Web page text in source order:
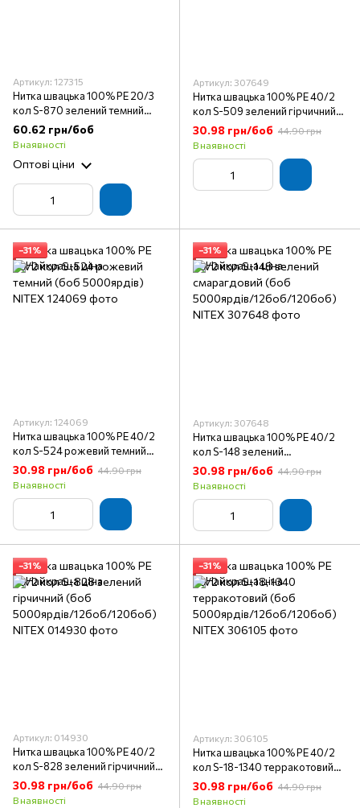
Артикул: 127315
Нитка швацька 100% PE 20/3
кол S-870 зелений темний
(боб 2000ярдів) Nitex
60.62 грн/боб
В наявності
Оптові ціни
Артикул: 307649
Нитка швацька 100% PE 40/2
кол S-509 зелений гірчичний
(боб
5000ярдів/12боб/120боб)
30.98 грн/боб 44.90 грн
В наявності
−31%
Артикул: 124069
Нитка швацька 100% PE 40/2
кол S-524 рожевий темний
(боб 5000ярдів) NITEX
30.98 грн/боб 44.90 грн
В наявності
−31%
Артикул: 307648
Нитка швацька 100% PE 40/2
кол S-148 зелений
смарагдовий (боб
5000ярдів/12боб/120боб)
30.98 грн/боб 44.90 грн
В наявності
−31%
Артикул: 014930
Нитка швацька 100% PE 40/2
кол S-828 зелений гірчичний
(боб
5000ярдів/12боб/120боб)
30.98 грн/боб 44.90 грн
В наявності
−31%
Артикул: 306105
Нитка швацька 100% PE 40/2
кол S-18-1340 терракотовий
(боб
5000ярдів/12боб/120боб)
30.98 грн/боб 44.90 грн
В наявності